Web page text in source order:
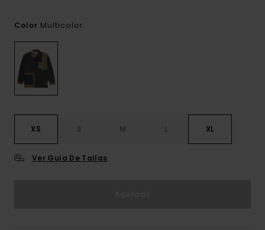
Color Multicolor
XS S M L XL
Ver Guía De Tallas